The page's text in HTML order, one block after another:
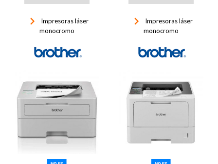
keyboard_arrow_right
Impresoras láser
monocromo
keyboard_arrow_right
Impresoras láser
monocromo